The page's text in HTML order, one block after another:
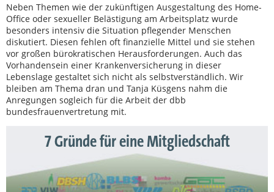
Neben Themen wie der zukünftigen Ausgestaltung des Home-
Office oder sexueller Belästigung am Arbeitsplatz wurde
besonders intensiv die Situation pflegender Menschen
diskutiert. Diesen fehlen oft finanzielle Mittel und sie stehen
vor großen bürokratischen Herausforderungen. Auch das
Vorhandensein einer Krankenversicherung in dieser
Lebenslage gestaltet sich nicht als selbstverständlich. Wir
bleiben am Thema dran und Tanja Küsgens nahm die
Anregungen sogleich für die Arbeit der dbb
bundesfrauenvertretung mit.
7 Gründe für eine Mitgliedschaft